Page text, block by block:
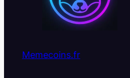
Memecoins.fr